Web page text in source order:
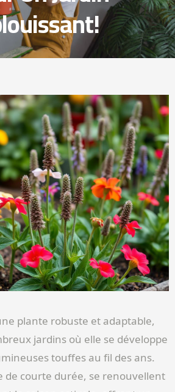
plante robuste et adaptable,
jardins où elle se développe
touffes au fil des ans.
de courte durée, se renouvellent